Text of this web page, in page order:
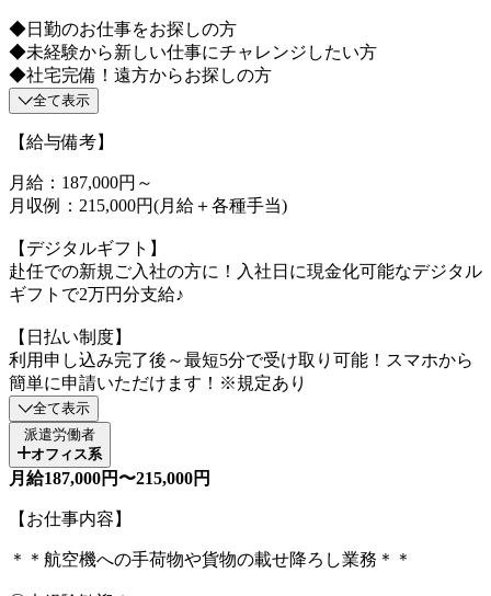
◆日勤のお仕事をお探しの方
◆未経験から新しい仕事にチャレンジしたい方
◆社宅完備！遠方からお探しの方
全て表示
【給与備考】
月給：187,000円～
月収例：215,000円(月給＋各種手当)
【デジタルギフト】
赴任での新規ご入社の方に！入社日に現金化可能なデジタル
ギフトで2万円分支給♪
【日払い制度】
利用申し込み完了後～最短5分で受け取り可能！スマホから
簡単に申請いただけます！※規定あり
全て表示
派遣労働者
オフィス系
月給187,000円〜215,000円
【お仕事内容】
＊＊航空機への手荷物や貨物の載せ降ろし業務＊＊